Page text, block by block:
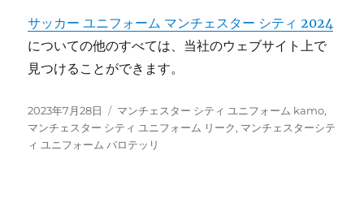
サッカー ユニフォーム マンチェスター シティ 2024
についての他のすべては、当社のウェブサイト上で
見つけることができます。
投
稿
日:
2023年7月28日
タ
グ
マンチェスター シティ ユニフォーム kamo,
マンチェスター シティ ユニフォーム リーク, マンチェスターシテ
ィ ユニフォーム バロテッリ